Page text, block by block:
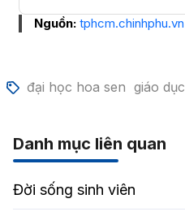
Nguồn: tphcm.chinhphu.vn
đại học hoa sen giáo dục
Danh mục liên quan
Đời sống sinh viên